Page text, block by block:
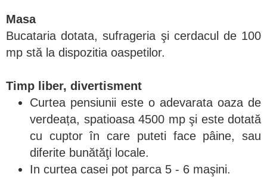
Masa
Bucataria dotata, sufrageria şi cerdacul de 100
mp stă la dispozitia oaspetilor.
Timp liber, divertisment
Curtea pensiunii este o adevarata oaza de
verdeața, spatioasa 4500 mp şi este dotată
cu cuptor în care puteti face pâine, sau
diferite bunătăţi locale.
In curtea casei pot parca 5 - 6 maşini.